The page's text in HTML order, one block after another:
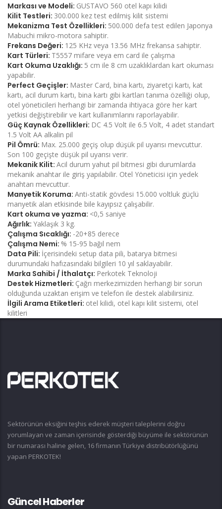
Markası ve Modeli: GUSTAVO 560 otel kapı kilidi
Kilit Testleri: 300.000 kez test edilmiş kilit sistemi
Mekanizma Test Özellikleri: 500.000 defa test edilen Japonya
Mabuchi mikro-motora sahiptir.
Frekans Değeri: 125 KHz veya 13.56 MHz frekansa sahiptir.
Kart Türleri: T5557 mifare veya em card ile çalışma
Kart Okuma Uzaklığı: 5 cm ile 8 cm uzaklıklardan kart okuması
yapabilir.
Perfect Geçişler: Master Card, bina kartı, ziyaretçi kartı, kat
kartı, acil durum kartı, bina kartı gibi kartları tanıma özelliği olup,
otel yöneticileri herhangi bir zamanda ihtiyaca göre her kart
yetkisi değiştirebilir ve kart kullanımlarını raporlayabilir.
Güç Kaynak Özellikleri: DC 4.5 Volt ile 6.5 Volt, 4 adet standart
1.5 Volt AA alkalin pil
Pil Ömrü: Max. 25.000 geçiş olup düşük pil uyarısı mevcuttur.
Son 100 geçişte düşük pil uyarısı verir.
Mekanik Kilit: Acil durum yahut pil bitmesi gibi durumlarda
mekanik anahtar ile giriş yapılabilir. Otel Yöneticisi için yedek
anahtarı mevcuttur.
Manyetik Koruma: Anti-statik gövdesi 15.000 voltluk güçlü
manyetik alan etkisinde bile kayıpsız çalışabilir.
Kart okuma ve yazma: <0,5 saniye
Ağırlık: Yaklaşık 3 kg.
Çalışma Sıcaklığı: -20+85 derece
Çalışma Nemi: % 15-95 bağıl nem
Data Pili: İçerisindeki setup data pili, batarya bitmesi
durumundaki hafızasındaki bilgileri 10 yıl saklayabilir.
Marka Sahibi / İthalatçı: Perkotek Teknoloji
Destek Hizmetleri: Çağrı merkezimizden herhangi bir sorun
olduğunda uzaktan erişim ve telefon ile destek alabilirsiniz.
İlgili Arama Etiketleri: otel kilidi, otel kapı kilit sistemi, otel
kilitleri
Sektörünün eksiğini teşhis ederek müşteri taleplerini doğru
yorumlayan ve zaman içerisinde gösterdiği büyüme ile sektörünün
bir numarası haline gelen, 16 firmanın Türkiye distribütörlüğünü
yapan PERKOTEK!
Güncel Haberler